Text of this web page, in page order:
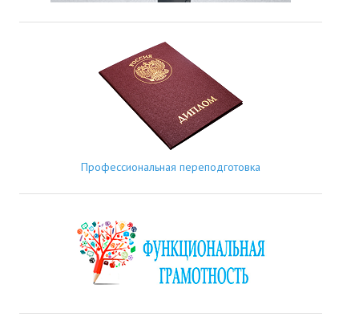
Профессиональная переподготовка